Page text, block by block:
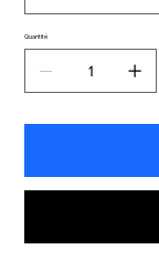
Quantité